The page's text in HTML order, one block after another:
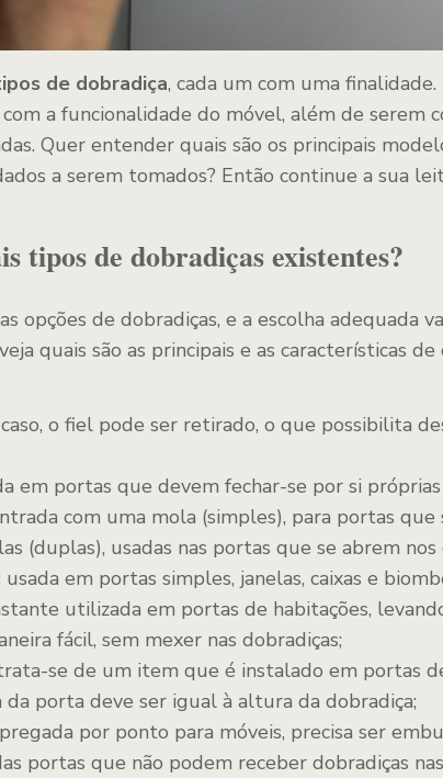
de dobradiça, cada um com uma
a funcionalidade do móvel, além de serem
Quer entender quais são os principais
a serem tomados? Então continue a sua
tipos de dobradiças existentes?
opções de dobradiças, e a escolha adequada
quais são as principais e as características de
o fiel pode ser retirado, o que possibilita
em portas que devem fechar-se por si
com uma mola (simples), para portas
(duplas), usadas nas portas que se abrem
em portas simples, janelas, caixas e
utilizada em portas de habitações,
fácil, sem mexer nas dobradiças;
se de um item que é instalado em portas
da porta deve ser igual à altura da dobradiça;
por ponto para móveis, precisa ser
portas que não podem receber dobradiças